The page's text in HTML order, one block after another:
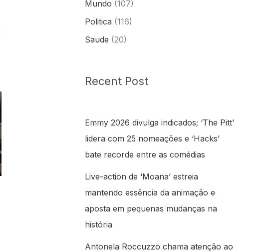
Mundo (107)
Politica (116)
Saude (20)
Recent Post
Emmy 2026 divulga indicados; ‘The Pitt’
lidera com 25 nomeações e ‘Hacks’
bate recorde entre as comédias
Live-action de ‘Moana’ estreia
mantendo essência da animação e
aposta em pequenas mudanças na
história
Antonela Roccuzzo chama atenção ao